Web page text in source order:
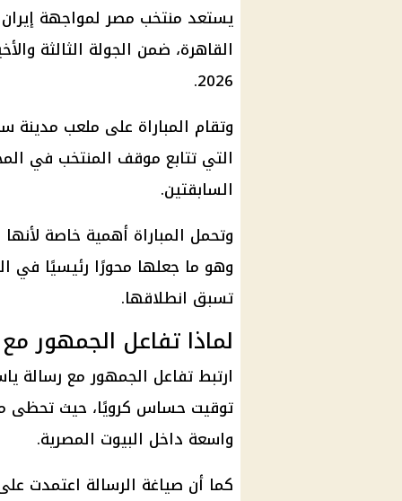
يستعد منتخب مصرلمواجهة إيران
القاهرة، ضمن الجولة الثالثة
2026
.
وتقام المباراة على ملعب مدينة
التي تتابع موقف المنتخب في
السابقتين.
وتحمل المباراة أهمية خاصة
وهو ما جعلها محورًا رئيسيًا في
تسبق انطلاقها.
لماذا تفاعل الجمهور
ارتبط تفاعل الجمهور مع رسالة
توقيت حساس كرويًا، حيث تحظى
واسعة داخل البيوت المصرية.
كما أن صياغة الرسالة اعتمدت